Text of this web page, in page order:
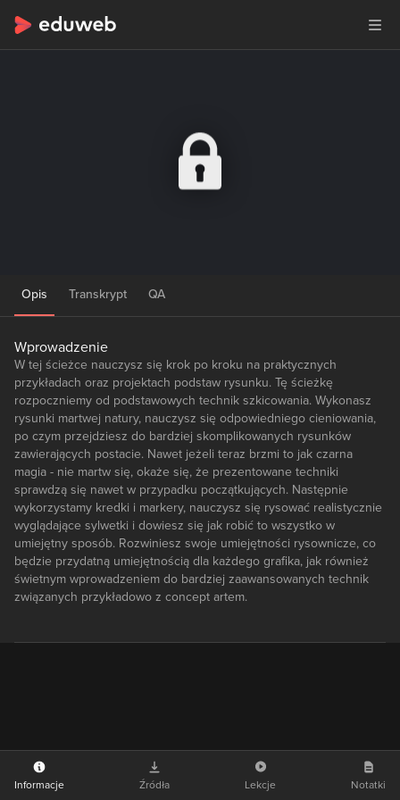
Opis Transkrypt QA
Wprowadzenie
W tej ścieżce nauczysz się krok po kroku na praktycznych
przykładach oraz projektach podstaw rysunku. Tę ścieżkę
rozpoczniemy od podstawowych technik szkicowania. Wykonasz
rysunki martwej natury, nauczysz się odpowiedniego cieniowania,
po czym przejdziesz do bardziej skomplikowanych rysunków
zawierających postacie. Nawet jeżeli teraz brzmi to jak czarna
magia - nie martw się, okaże się, że prezentowane techniki
sprawdzą się nawet w przypadku początkujących. Następnie
wykorzystamy kredki i markery, nauczysz się rysować realistycznie
wyglądające sylwetki i dowiesz się jak robić to wszystko w
umiejętny sposób. Rozwiniesz swoje umiejętności rysownicze, co
będzie przydatną umiejętnością dla każdego grafika, jak również
świetnym wprowadzeniem do bardziej zaawansowanych technik
związanych przykładowo z concept artem.
Informacje Źródła Lekcje Notatki